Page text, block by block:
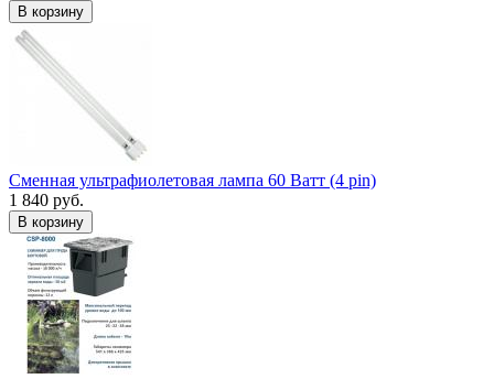
В корзину
Сменная ультрафиолетовая лампа 60 Ватт (4 pin)
1 840 руб.
В корзину